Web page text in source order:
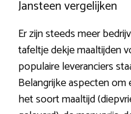
Jansteen vergelijken
Er zijn steeds meer
tafeltje dekje maaltijden
populaire leveranciers
Belangrijke aspecten om
het soort maaltijd